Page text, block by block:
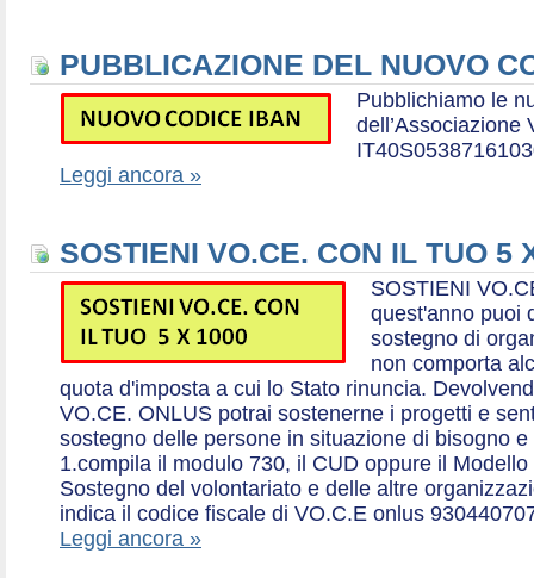
PUBBLICAZIONE DEL NUOVO
Pubblichiamo le
dell’Associazione
Leggi ancora »
SOSTIENI VO.CE. CON IL TUO 5
SOSTIENI
quest'anno puoi
sostegno di
non comporta
quota d'imposta a cui lo Stato rinuncia.
VO.CE. ONLUS potrai sostenerne i progetti e
sostegno delle persone in situazione di bisogno
1.compila il modulo 730, il CUD oppure il
Sostegno del volontariato e delle altre
indica il codice fiscale di VO.C.E onlus
Leggi ancora »